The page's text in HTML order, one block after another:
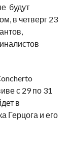
будут
в четверг 23
с 29 по 31
в
Герцога и его